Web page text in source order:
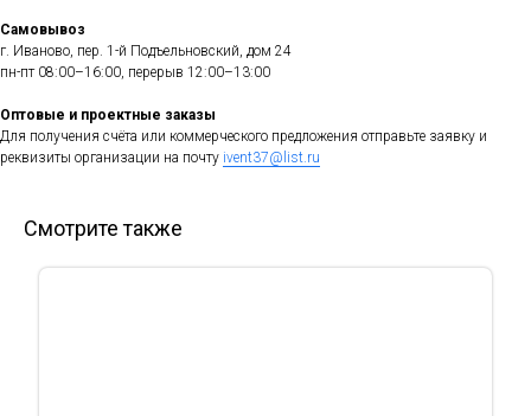
Самовывоз
г. Иваново, пер. 1-й Подъельновский, дом 24
пн-пт 08:00–16:00, перерыв 12:00–13:00
Оптовые и проектные заказы
Для получения счёта или коммерческого предложения отправьте заявку и
реквизиты организации на почту ivent37@list.ru
Смотрите также